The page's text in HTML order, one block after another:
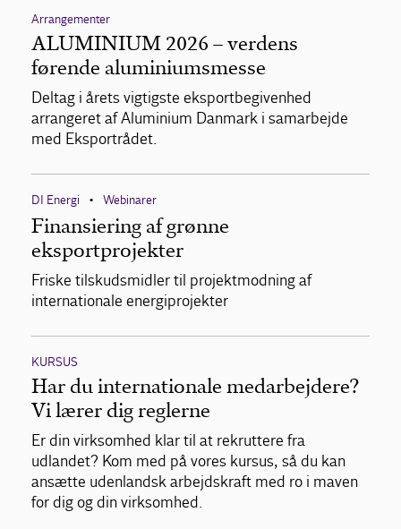
Arrangementer
ALUMINIUM 2026 – verdens
førende aluminiumsmesse
Deltag i årets vigtigste eksportbegivenhed
arrangeret af Aluminium Danmark i samarbejde
med Eksportrådet.
DI Energi • Webinarer
Finansiering af grønne
eksportprojekter
Friske tilskudsmidler til projektmodning af
internationale energiprojekter
KURSUS
Har du internationale medarbejdere?
Vi lærer dig reglerne
Er din virksomhed klar til at rekruttere fra
udlandet? Kom med på vores kursus, så du kan
ansætte udenlandsk arbejdskraft med ro i maven
for dig og din virksomhed.